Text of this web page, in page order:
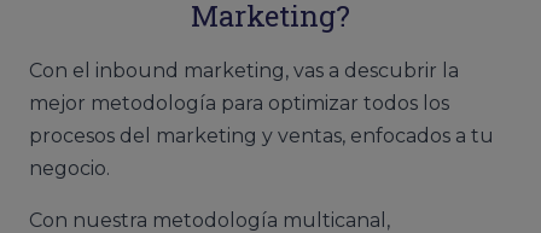
Marketing?
Con el inbound marketing, vas a descubrir la
mejor metodología para optimizar todos los
procesos del marketing y ventas, enfocados a tu
negocio.
Con nuestra metodología multicanal,